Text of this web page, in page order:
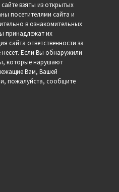
взяты из открытых
посетителями сайта и
в ознакомительных
принадлежат их
сайта ответственности за
Если Вы обнаружили
которые нарушают
Вам, Вашей
пожалуйста, сообщите